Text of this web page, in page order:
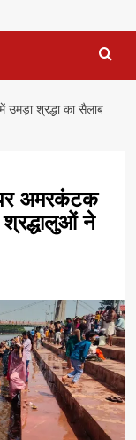
श्रद्धा का सैलाब
पर अमरकंटक
श्रद्धालुओं ने